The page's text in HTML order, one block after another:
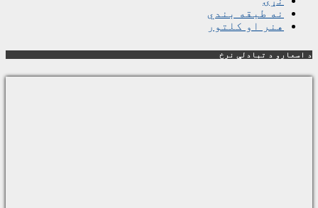
نه طبقه بندي
هنر او کلتور
د اسعارو د تبادلې نرخ